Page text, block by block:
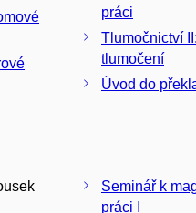
práci
Tlumočnictví
tlumočení
Úvod do
Seminář k
práci I